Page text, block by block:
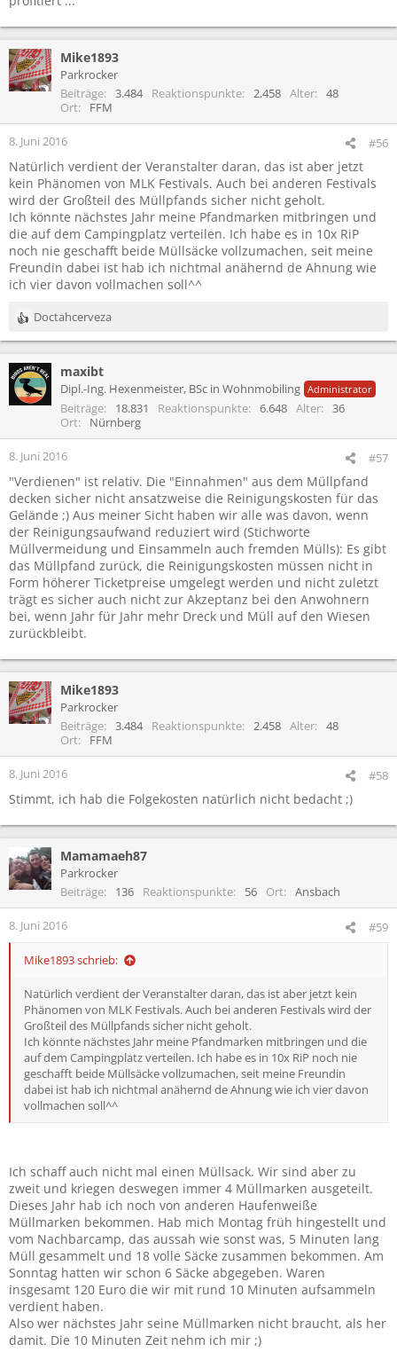
Mike1893
Parkrocker
Beiträge
3.484 Reaktionspunkte 2.458 Alter
48
Ort
FFM
8. Juni 2016 #56
Natürlich verdient der Veranstalter daran, das ist aber jetzt
kein Phänomen von MLK Festivals. Auch bei anderen Festivals
wird der Großteil des Müllpfands sicher nicht geholt.
Ich könnte nächstes Jahr meine Pfandmarken mitbringen und
die auf dem Campingplatz verteilen. Ich habe es in 10x RiP
noch nie geschafft beide Müllsäcke vollzumachen, seit meine
Freundin dabei ist hab ich nichtmal anähernd de Ahnung wie
ich vier davon vollmachen soll^^
R
e
k
t
i
n
n
:
Doctahcerveza
maxibt
Dipl.-Ing. Hexenmeister, BSc in Wohnmobiling Administrator
Beiträge 18.831 Reaktionspunkte 6.648 Alter
36
Ort
Nürnberg
8. Juni 2016 #57
"Verdienen" ist relativ. Die "Einnahmen" aus dem Müllpfand
decken sicher nicht ansatzweise die Reinigungskosten für das
Gelände ;) Aus meiner Sicht haben wir alle was davon, wenn
der Reinigungsaufwand reduziert wird (Stichworte
Müllvermeidung und Einsammeln auch fremden Mülls): Es gibt
das Müllpfand zurück, die Reinigungskosten müssen nicht in
Form höherer Ticketpreise umgelegt werden und nicht zuletzt
trägt es sicher auch nicht zur Akzeptanz bei den Anwohnern
bei, wenn Jahr für Jahr mehr Dreck und Müll auf den Wiesen
zurückbleibt.
Mike1893
Parkrocker
Beiträge
3.484 Reaktionspunkte 2.458 Alter
48
Ort
FFM
8. Juni 2016 #58
Stimmt, ich hab die Folgekosten natürlich nicht bedacht ;)
Mamamaeh87
Parkrocker
Beiträge
136 Reaktionspunkte 56 Ort Ansbach
8. Juni 2016 #59
Mike1893 schrieb:
Natürlich verdient der Veranstalter daran, das ist aber jetzt kein
Phänomen von MLK Festivals. Auch bei anderen Festivals wird der
Großteil des Müllpfands sicher nicht geholt.
Ich könnte nächstes Jahr meine Pfandmarken mitbringen und die
auf dem Campingplatz verteilen. Ich habe es in 10x RiP noch nie
geschafft beide Müllsäcke vollzumachen, seit meine Freundin
dabei ist hab ich nichtmal anähernd de Ahnung wie ich vier davon
vollmachen soll^^
Ich schaff auch nicht mal einen Müllsack. Wir sind aber zu
zweit und kriegen deswegen immer 4 Müllmarken ausgeteilt.
Dieses Jahr hab ich noch von anderen Haufenweiße
Müllmarken bekommen. Hab mich Montag früh hingestellt und
vom Nachbarcamp, das aussah wie sonst was, 5 Minuten lang
Müll gesammelt und 18 volle Säcke zusammen bekommen. Am
Sonntag hatten wir schon 6 Säcke abgegeben. Waren
insgesamt 120 Euro die wir mit rund 10 Minuten aufsammeln
verdient haben.
Also wer nächstes Jahr seine Müllmarken nicht braucht, als her
damit. Die 10 Minuten Zeit nehm ich mir ;)